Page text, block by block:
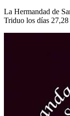
La Hermandad de
Triduo los días
En el Rocío,